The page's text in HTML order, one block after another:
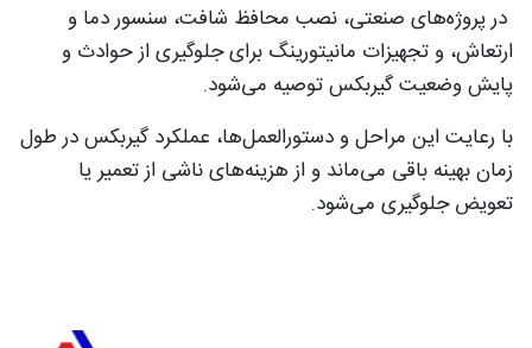
در پروژه‌های صنعتی، نصب محافظ شافت، سنسور دما و
ارتعاش، و تجهیزات مانیتورینگ برای جلوگیری از حوادث و
پایش وضعیت گیربکس توصیه می‌شود.
با رعایت این مراحل و دستورالعمل‌ها، عملکرد گیربکس در طول
زمان بهینه باقی می‌ماند و از هزینه‌های ناشی از تعمیر یا
تعویض جلوگیری می‌شود.